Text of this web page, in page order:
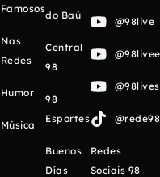
Famosos
Nas
Redes
Humor
Música
do Baú
Central
98
98
Esportes
Buenos
Días
@98live
Redes
Sociais 98